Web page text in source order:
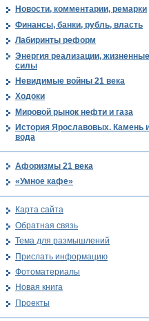
Новости, комментарии, ремарки
Финансы, банки, рубль, власть
Лабиринты реформ
Энергия реализации, жизненные
силы
Невидимые войны 21 века
Ходоки
Мировой рынок нефти и газа
История Ярославовых. Камень
вода
Афоризмы 21 века
«Умное кафе»
Карта сайта
Обратная связь
Тема для размышлений
Прислать информацию
Фотоматериалы
Новая книга
Проекты